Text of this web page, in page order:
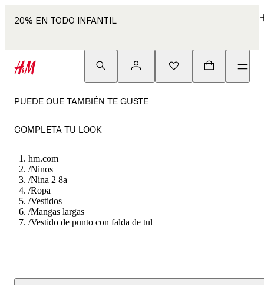
20% EN TODO INFANTIL
PUEDE QUE TAMBIÉN TE GUSTE
COMPLETA TU LOOK
hm.com
/Ninos
/Nina 2 8a
/Ropa
/Vestidos
/Mangas largas
/Vestido de punto con falda de tul